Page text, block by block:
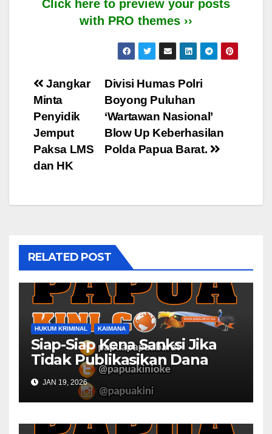
Click here to preview your posts
with PRO themes ››
Post
navigation
Divisi Humas Polri
Boyong Puluhan
‘Wartawan Nasional’
Blow Up Keberhasilan
Polda Papua Barat.
Jangkar
Minta
Penyidik
Jemput
Paksa LMS
dan HK
RELATED POST
HUKUM KRIMINAL KAIMANA
Siap-Siap Kena Sanksi Jika
Tidak Publikasikan Dana
Desa
JAN 19, 2026